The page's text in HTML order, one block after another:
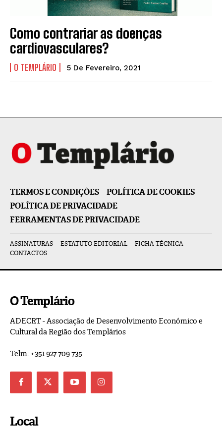
Como contrariar as doenças
cardiovasculares?
O TEMPLÁRIO 5 De Fevereiro, 2021
TERMOS E CONDIÇÕES
POLÍTICA DE COOKIES
POLÍTICA DE PRIVACIDADE
FERRAMENTAS DE PRIVACIDADE
ASSINATURAS ESTATUTO EDITORIAL
FICHA TÉCNICA
CONTACTOS
O Templário
ADECRT - Associação de Desenvolvimento Económico e
Cultural da Região dos Templários
Telm: +351 927 709 735
Local